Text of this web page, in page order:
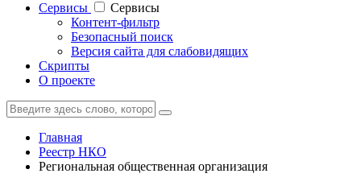
Cервисы
Cервисы
Контент-фильтр
Безопасный поиск
Версия сайта для слабовидящих
Скрипты
О проекте
Главная
Реестр НКО
Региональная общественная организация